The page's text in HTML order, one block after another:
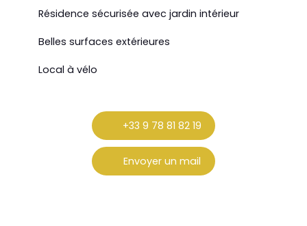
Résidence sécurisée avec jardin intérieur
Belles surfaces extérieures
Local à vélo
+33 9 78 81 82 19
Envoyer un mail